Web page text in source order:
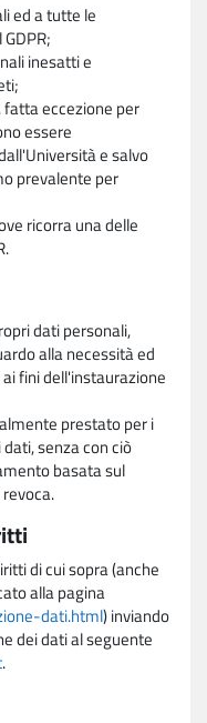
ed a tutte le
inesatti e
fatta eccezione per
essere
e salvo
prevalente per
ricorra una delle
dati personali,
alla necessità ed
fini dell'instaurazione
prestato per i
senza con ciò
basata sul
di cui sopra (anche
alla pagina
dati.html) inviando
dei dati al seguente
.